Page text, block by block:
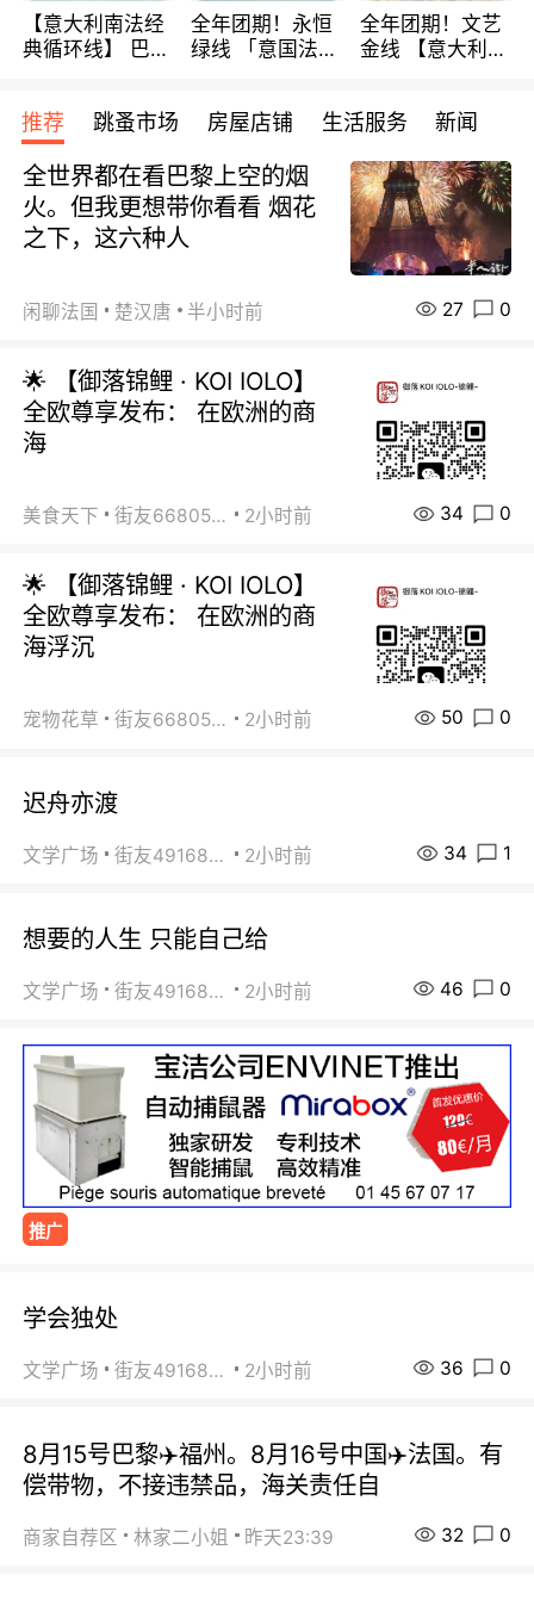
【意大利南法经
典循环线】 巴黎
宾馆 108欧/天起
全程756欧/位
全年团期！永恒
绿线 「意国法
欧/天起 ~包拼房
全年团期！文艺
金线 【意大利一
每周铁发！
推荐 跳蚤市场 房屋店铺 生活服务 新闻
全世界都在看巴黎上空的烟
火。但我更想带你看看 烟花
之下，这六种人
闲聊法国 楚汉唐 半小时前 27 0
🌟 【御落锦鲤 · KOI IOLO】
全欧尊享发布： 在欧洲的商
海
美食天下 街友66805488 2小时前 34 0
🌟 【御落锦鲤 · KOI IOLO】
全欧尊享发布： 在欧洲的商
海浮沉
宠物花草 街友66805488 2小时前 50 0
迟舟亦渡
文学广场 街友49168527 2小时前 34 1
想要的人生 只能自己给
文学广场 街友49168527 2小时前 46 0
推广
学会独处
文学广场 街友49168527 2小时前 36 0
8月15号巴黎✈️福州。8月16号中国✈️法国。有
偿带物，不接违禁品，海关责任自
商家自荐区 林家二小姐 昨天23:39 32 0